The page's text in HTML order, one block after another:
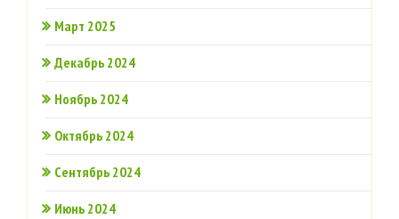
Март 2025
Декабрь 2024
Ноябрь 2024
Октябрь 2024
Сентябрь 2024
Июнь 2024